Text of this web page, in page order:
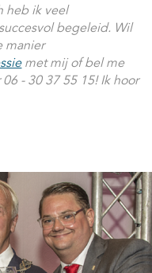
heb ik veel
begeleid. Wil
manier
met mij of bel me
- 30 37 55 15! Ik hoor